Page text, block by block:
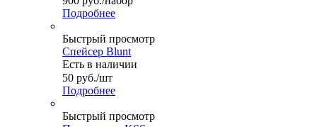
Подробнее
Быстрый просмотр
Спейсер Blunt
Есть в наличии
50 руб./шт
Подробнее
Быстрый просмотр